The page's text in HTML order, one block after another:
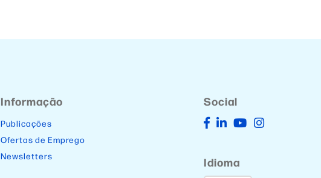
Informação
Publicações
Ofertas de Emprego
Newsletters
Social
Idioma